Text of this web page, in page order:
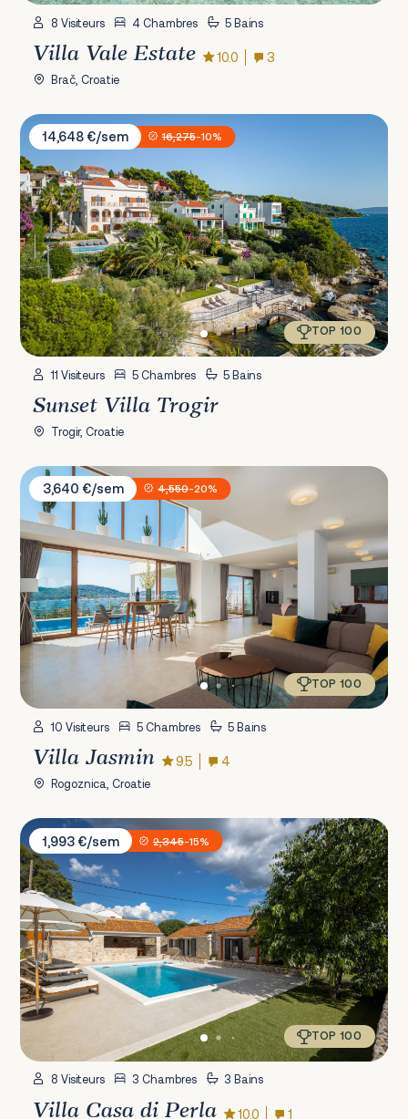
8 Visiteurs 4 Chambres 5 Bains
Villa Vale Estate 10.0 3
Brač, Croatie
Sunset Villa Trogir
14,648 €/sem
16,275-10%
TOP 100
11 Visiteurs 5 Chambres 5 Bains
Sunset Villa Trogir
Trogir, Croatie
Villa Jasmin
3,640 €/sem
4,550-20%
TOP 100
10 Visiteurs 5 Chambres 5 Bains
Villa Jasmin 9.5 4
Rogoznica, Croatie
Villa Casa di Perla
1,993 €/sem
2,345-15%
TOP 100
8 Visiteurs 3 Chambres 3 Bains
Villa Casa di Perla 10.0 1